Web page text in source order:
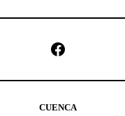
Facebook
CUENCA